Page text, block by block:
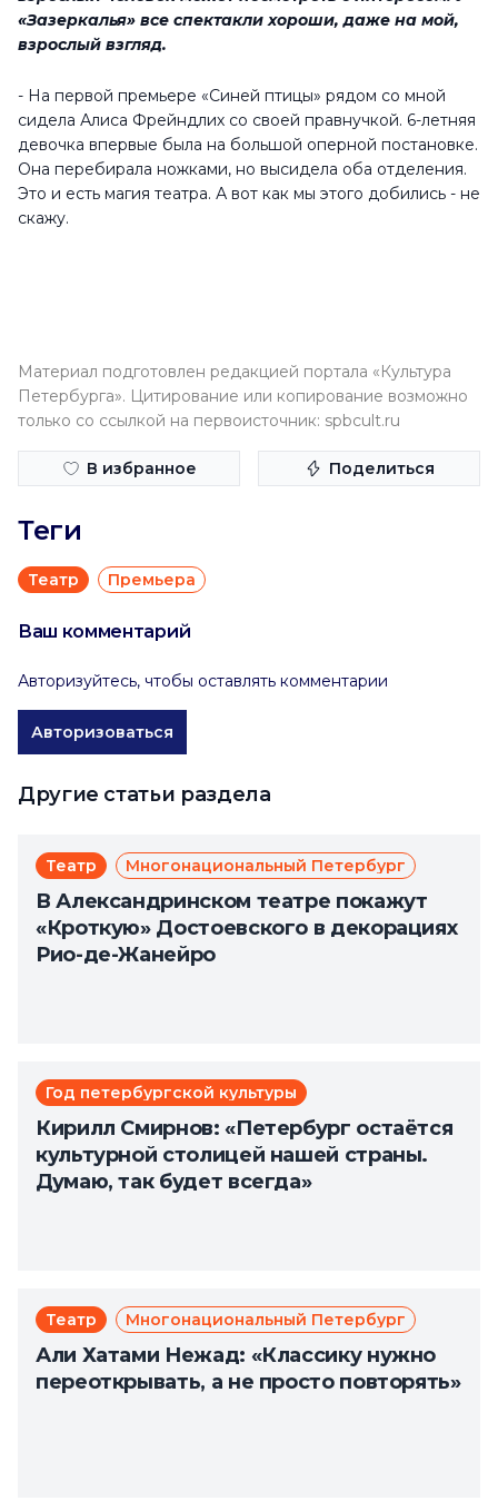
«Зазеркалья» все спектакли хороши, даже на мой,
взрослый взгляд.
- На первой премьере «Синей птицы» рядом со мной
сидела Алиса Фрейндлих со своей правнучкой. 6-летняя
девочка впервые была на большой оперной постановке.
Она перебирала ножками, но высидела оба отделения.
Это и есть магия театра. А вот как мы этого добились - не
скажу.
Материал подготовлен редакцией портала «Культура
Петербурга». Цитирование или копирование возможно
только со ссылкой на первоисточник: spbcult.ru
В избранное Поделиться
Теги
Театр Премьера
Ваш комментарий
Авторизуйтесь, чтобы оставлять комментарии
Авторизоваться
Другие статьи раздела
Театр Многонациональный Петербург
В Александринском театре покажут
«Кроткую» Достоевского в декорациях
Рио-де-Жанейро
Год петербургской культуры
Кирилл Смирнов: «Петербург остаётся
культурной столицей нашей страны.
Думаю, так будет всегда»
Театр Многонациональный Петербург
Али Хатами Нежад: «Классику нужно
переоткрывать, а не просто повторять»